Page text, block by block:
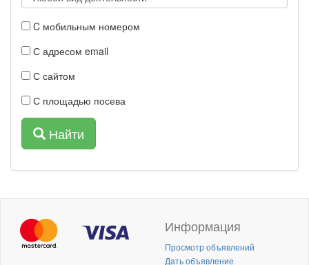
C мобильным номером
С адресом email
С сайтом
С площадью посева
Найти
Информация
Просмотр объявлений
Дать объявление